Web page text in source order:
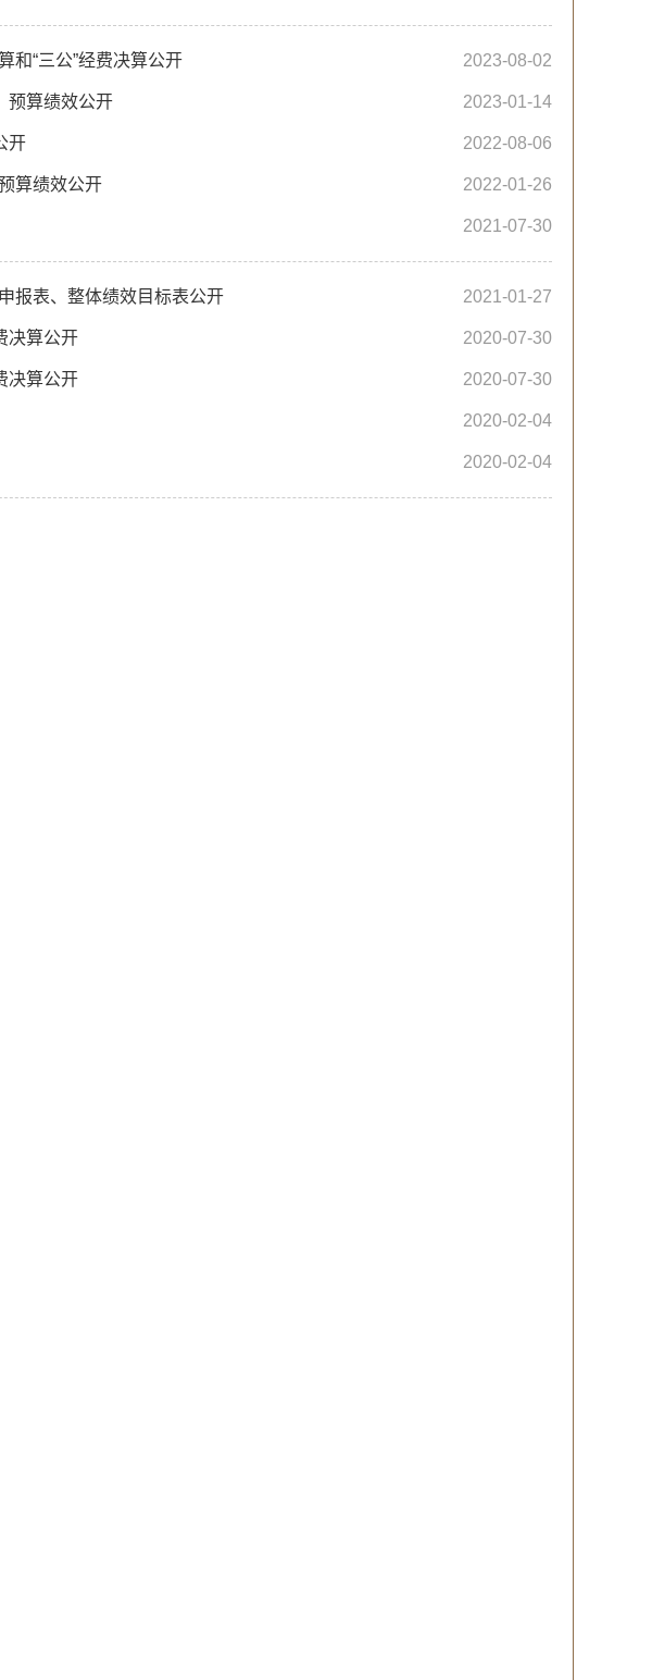
和“三公”经费决算公开 2023-08-02
预算绩效公开 2023-01-14
开 2022-08-06
算绩效公开 2022-01-26
2021-07-30
报表、整体绩效目标表公开 2021-01-27
决算公开 2020-07-30
决算公开 2020-07-30
2020-02-04
2020-02-04